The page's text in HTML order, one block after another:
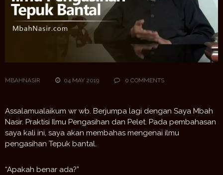
MBAHNASIR 04 MAY 2019 0 COMMENTS
Assalamualaikum wr wb. Berjumpa lagi dengan Saya Mbah
Nasir. Praktisi Ilmu Pengasihan dan Pelet. Pada pembahasan
saya kali ini, saya akan membahas mengenai ilmu
pengasihan Tepuk bantal.
“Apakah benar ada?”